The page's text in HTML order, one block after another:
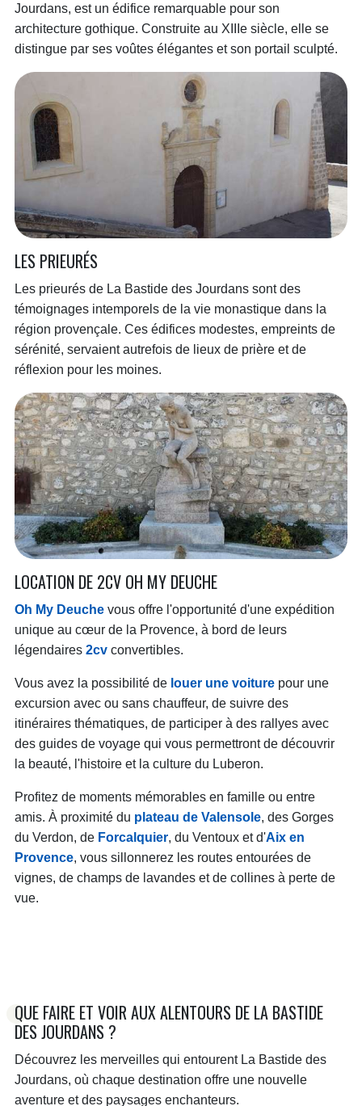
Jourdans, est un édifice remarquable pour son
architecture gothique. Construite au XIIIe siècle, elle se
distingue par ses voûtes élégantes et son portail sculpté.
LES PRIEURÉS
Les prieurés de La Bastide des Jourdans sont des
témoignages intemporels de la vie monastique dans la
région provençale. Ces édifices modestes, empreints de
sérénité, servaient autrefois de lieux de prière et de
réflexion pour les moines.
LOCATION DE 2CV OH MY DEUCHE
Oh My Deuchevous offre l'opportunité d'une expédition
unique au cœur de la Provence, à bord de leurs
légendaires 2cvconvertibles.
Vous avez la possibilité delouer une voiturepour une
excursion avec ou sans chauffeur, de suivre des
itinéraires thématiques, de participer à des rallyes avec
des guides de voyage qui vous permettront de découvrir
la beauté, l'histoire et la culture du Luberon.
Profitez de moments mémorables en famille ou entre
amis. À proximité du plateau de Valensole, des Gorges
du Verdon, de Forcalquier, du Ventoux et d'Aix en
Provence, vous sillonnerez les routes entourées de
vignes, de champs de lavandes et de collines à perte de
vue.
QUE FAIRE ET VOIR AUX ALENTOURS DE LA BASTIDE
DES JOURDANS ?
Découvrez les merveilles qui entourent La Bastide des
Jourdans, où chaque destination offre une nouvelle
aventure et des paysages enchanteurs.